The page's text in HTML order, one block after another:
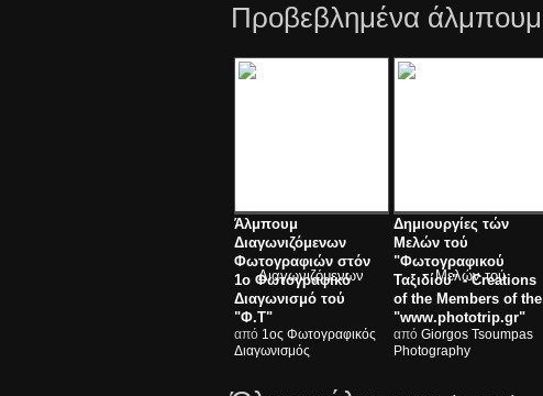
Προβεβλημένα άλμπουμ
Άλμπουμ
Διαγωνιζόμενων
Φωτογραφιών στόν
1ο Φωτογραφικό
Διαγωνισμό τού
"Φ.Τ"
από 1ος Φωτογραφικός
Διαγωνισμός
Δημιουργίες τών
Μελών τού
"Φωτογραφικού
Ταξιδίου" - Creations
of the Members of the
"www.phototrip.gr"
από Giorgos Tsoumpas
Photography